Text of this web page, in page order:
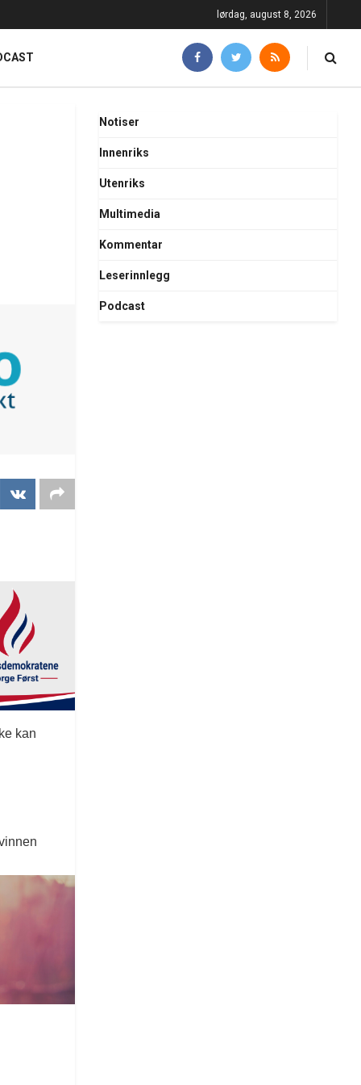
lørdag, august 8, 2026
kan
Notiser
Innenriks
Utenriks
Multimedia
Kommentar
Leserinnlegg
Podcast